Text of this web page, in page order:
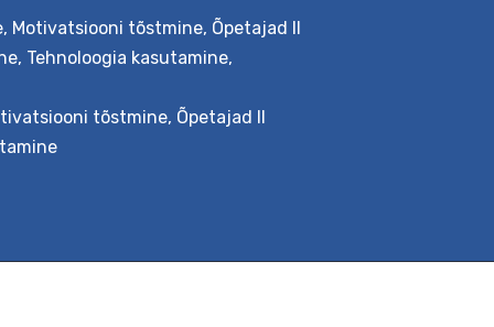
lõimitud õppe rakendamisel,
, Motivatsiooni tõstmine, Õpetajad II
, Tehnoloogia kasutamine,
tõstmine, Õpetajad II